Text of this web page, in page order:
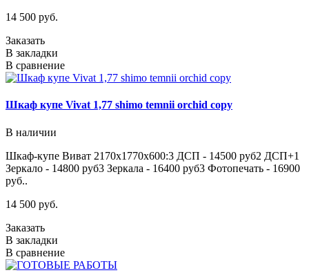
14 500 руб.
Заказать
В закладки
В сравнение
Шкаф купе Vivat 1,77 shimo temnii orchid copy
В наличии
Шкаф-купе Виват 2170х1770х600:3 ДСП - 14500 руб2 ДСП+1
Зеркало - 14800 руб3 Зеркала - 16400 руб3 Фотопечать - 16900
руб..
14 500 руб.
Заказать
В закладки
В сравнение